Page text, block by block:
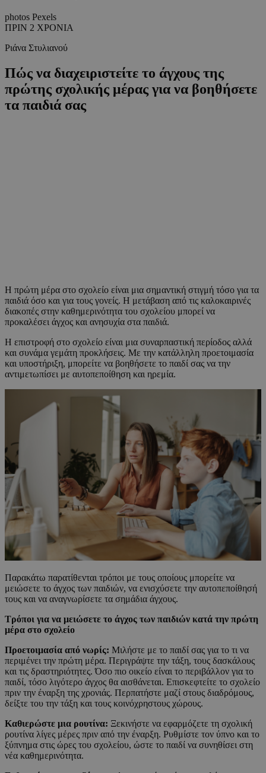
photos Pexels
ΠΡΙΝ 2 ΧΡΟΝΙΑ
Ριάνα Στυλιανού
Πώς να διαχειριστείτε το άγχους της
πρώτης σχολικής μέρας για να βοηθήσετε
τα παιδιά σας
Η πρώτη μέρα στο σχολείο είναι μια σημαντική στιγμή τόσο για τα
παιδιά όσο και για τους γονείς. Η μετάβαση από τις καλοκαιρινές
διακοπές στην καθημερινότητα του σχολείου μπορεί να
προκαλέσει άγχος και ανησυχία στα παιδιά.
Η επιστροφή στο σχολείο είναι μια συναρπαστική περίοδος αλλά
και συνάμα γεμάτη προκλήσεις. Με την κατάλληλη προετοιμασία
και υποστήριξη, μπορείτε να βοηθήσετε το παιδί σας να την
αντιμετωπίσει με αυτοπεποίθηση και ηρεμία.
Παρακάτω παρατίθενται τρόποι με τους οποίους μπορείτε να
μειώσετε το άγχος των παιδιών, να ενισχύσετε την αυτοπεποίθησή
τους και να αναγνωρίσετε τα σημάδια άγχους.
Τρόποι για να μειώσετε το άγχος των παιδιών κατά την πρώτη
μέρα στο σχολείο
Προετοιμασία από νωρίς: Μιλήστε με το παιδί σας για το τι να
περιμένει την πρώτη μέρα. Περιγράψτε την τάξη, τους δασκάλους
και τις δραστηριότητες. Όσο πιο οικείο είναι το περιβάλλον για το
παιδί, τόσο λιγότερο άγχος θα αισθάνεται. Επισκεφτείτε το σχολείο
πριν την έναρξη της χρονιάς. Περπατήστε μαζί στους διαδρόμους,
δείξτε του την τάξη και τους κοινόχρηστους χώρους.
Καθιερώστε μια ρουτίνα: Ξεκινήστε να εφαρμόζετε τη σχολική
ρουτίνα λίγες μέρες πριν από την έναρξη. Ρυθμίστε τον ύπνο και το
ξύπνημα στις ώρες του σχολείου, ώστε το παιδί να συνηθίσει στη
νέα καθημερινότητα.